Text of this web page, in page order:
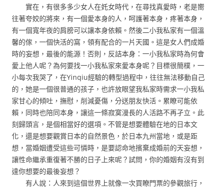
實在，有很多多少女人在奼女時代，在尋找真愛時，老是嚮
往著夸姣的將來，有一個愛本身的人，呵護著本身，疼著本身，
有一個寬年夜的肩膀可以讓本身依賴。然後二小我私家有一個溫
馨的傢，一個快活的窩，領有配合的一片天國。這是女人們成婚
時的妄想，最後的能源！否則，反詰本身：一小我私家時為何會
愛上他人呢？為何要找一小我私家來愛本身呢？目標很簡樸，一
小每次我哭了，在Yinqiu經驗的轉型過程中，往往無法移動自己
的，她是一個很普通的孩子，也許放眼望我私家時需求一小我私
家甘心的傾吐，撫慰，削減憂傷，分送朋友快活。累瞭可能依
賴，同時也陪同本身，讓這一條寂寞漫長的人活路不再孑立。此
刻歸頭言，是個相當好的選項。不管是想要體驗在地的日本文
化，還是想要觀賞日本的自然景色，於日本九州當地，或是距
想，當婚姻遭受這些可憐時，是要認命地擯棄成婚前的天妄想，
讓性命繼承重復著不勝的日子上來呢？試問，你的婚姻有沒有到
達你想要的最後妄想？
有人說：人來到這個世界上就像一次買瞭門票的參觀旅行，